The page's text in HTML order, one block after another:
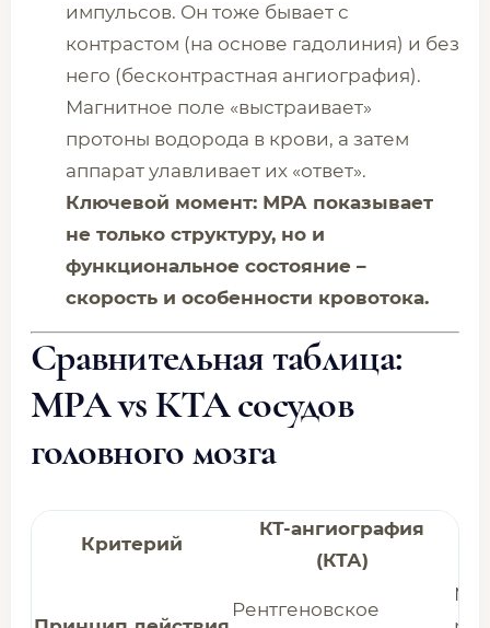
импульсов. Он тоже бывает с
контрастом (на основе гадолиния) и без
него (бесконтрастная ангиография).
Магнитное поле «выстраивает»
протоны водорода в крови, а затем
аппарат улавливает их «ответ».
Ключевой момент: МРА показывает
не только структуру, но и
функциональное состояние –
скорость и особенности кровотока.
Сравнительная таблица:
МРА vs КТА сосудов
головного мозга
Критерий
КТ-ангиография
(КТА)
Рентгеновское